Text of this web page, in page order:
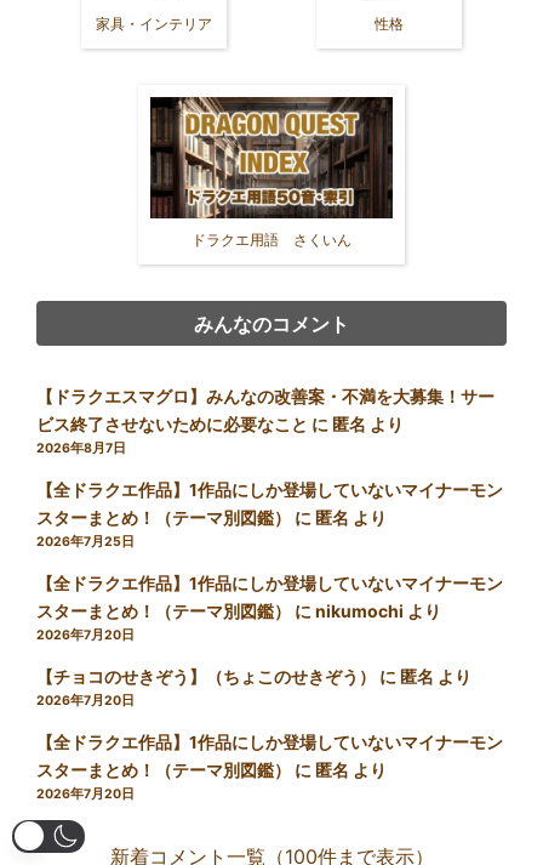
家具・インテリア 性格
ドラクエ用語 さくいん
みんなのコメント
【ドラクエスマグロ】みんなの改善案・不満を大募集！サー
ビス終了させないために必要なこと に 匿名 より
2026年8月7日
【全ドラクエ作品】1作品にしか登場していないマイナーモン
スターまとめ！（テーマ別図鑑）
に 匿名 より
2026年7月25日
【全ドラクエ作品】1作品にしか登場していないマイナーモン
スターまとめ！（テーマ別図鑑）
に nikumochi より
2026年7月20日
【チョコのせきぞう】（ちょこのせきぞう） に 匿名 より
2026年7月20日
【全ドラクエ作品】1作品にしか登場していないマイナーモン
スターまとめ！（テーマ別図鑑）
に 匿名 より
2026年7月20日
新着コメント一覧（100件まで表示）